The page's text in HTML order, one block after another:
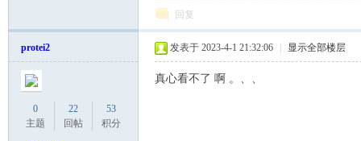
回复
protei2
0
主题
22
回帖
53
积分
发表于 2023-4-1 21:32:06 显示全部楼层
真心看不了 啊 。、、